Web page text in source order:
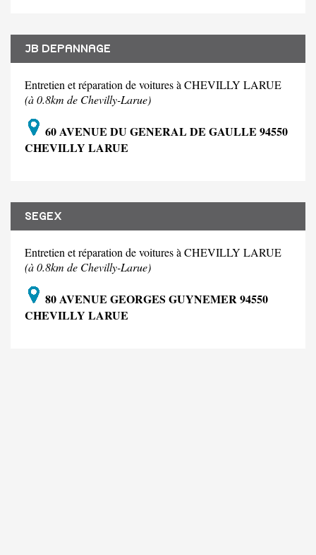
JB DEPANNAGE
Entretien et réparation de voitures à CHEVILLY LARUE
(à 0.8km de Chevilly-Larue)
60 AVENUE DU GENERAL DE GAULLE 94550
CHEVILLY LARUE
SEGEX
Entretien et réparation de voitures à CHEVILLY LARUE
(à 0.8km de Chevilly-Larue)
80 AVENUE GEORGES GUYNEMER 94550
CHEVILLY LARUE